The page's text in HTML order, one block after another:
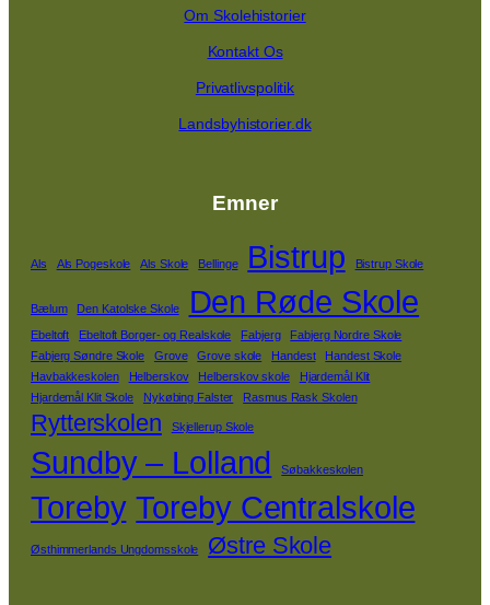
Om Skolehistorier
Kontakt Os
Privatlivspolitik
Landsbyhistorier.dk
Emner
Als Als Pogeskole Als Skole Bellinge Bistrup Bistrup Skole
Bælum Den Katolske Skole Den Røde Skole
Ebeltoft Ebeltoft Borger- og Realskole Fabjerg
Fabjerg Nordre Skole
Fabjerg Søndre Skole
Grove Grove skole Handest
Handest Skole
Havbakkeskolen
Helberskov Helberskov skole
Hjardemål Klit
Hjardemål Klit Skole
Nykøbing Falster Rasmus Rask Skolen
Rytterskolen Skjellerup Skole
Sundby – Lolland Søbakkeskolen
Toreby Toreby Centralskole
Østhimmerlands Ungdomsskole Østre Skole